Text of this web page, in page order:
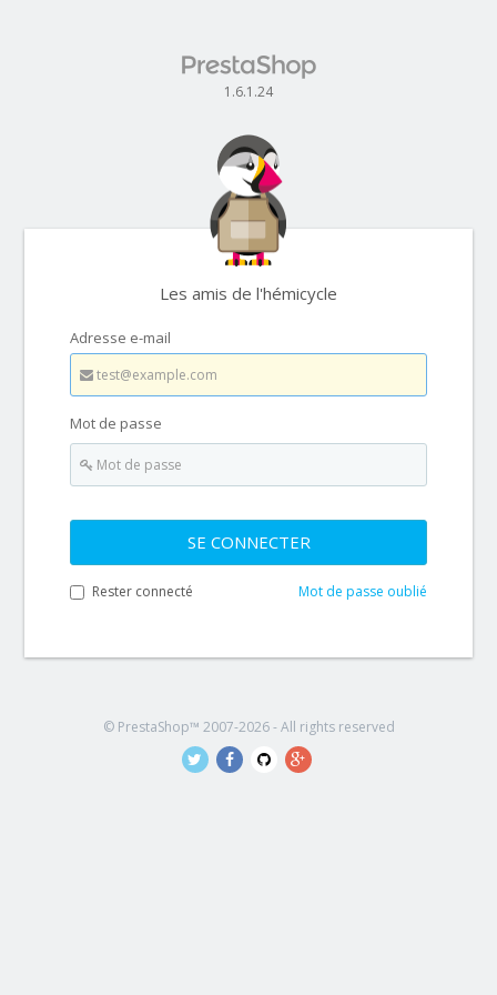
1.6.1.24
Les amis de l'hémicycle
Adresse e-mail
Mot de passe
SE CONNECTER
Rester connecté Mot de passe oublié
© PrestaShop™ 2007-2026 - All rights reserved